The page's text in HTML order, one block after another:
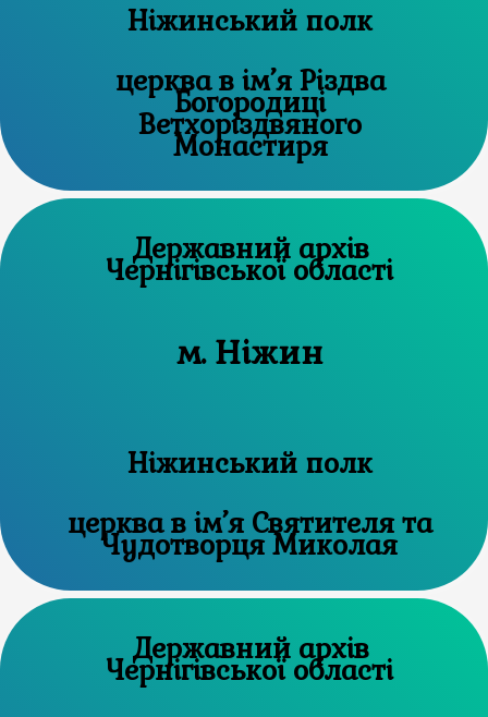
Ніжинський полк
церква в ім’я Різдва
Богородиці
Ветхоріздвяного
Монастиря
Державний архів
Чернігівської області
м. Ніжин
Ніжинський полк
церква в ім’я Святителя та
Чудотворця Миколая
Державний архів
Чернігівської області